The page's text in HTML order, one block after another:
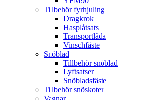
Tillbehör fyrhjuling
Dragkrok
Hasplåtsats
Transportlåda
Vinschfäste
Snöblad
Tillbehör snöblad
Lyftsatser
Snöbladsfäste
Tillbehör snöskoter
Vagnar